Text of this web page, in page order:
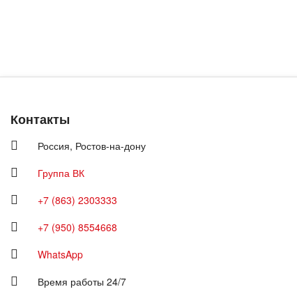
Контакты
Россия, Ростов-на-дону
Группа ВК
+7 (863) 2303333
+7 (950) 8554668
WhatsApp
Время работы 24/7